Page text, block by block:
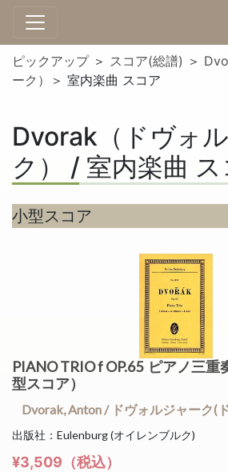
ピックアップ ＞ スコア(総譜) ＞
ーク）
＞ 室内楽曲 スコア
Dvorak（ドヴォ
ク） / 室内楽曲 ス
小型スコア
PIANO TRIO f OP.65 ピアノ三
型スコア）
Dvorak, Anton / ドヴォルジャーク(
出版社：Eulenburg (オイレンブルク)
¥3,509（税込）